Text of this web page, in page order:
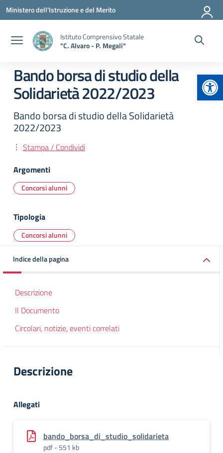
Vai ai contenuti
Vai al menu di navigazione
Vai al footer
Ministero dell'Istruzione e del Merito
Istituto Comprensivo Statale
"C. Alvaro - P. Megali"
Bando borsa di studio della
Solidarietà 2022/2023
Bando borsa di studio della Solidarietà
2022/2023
Stampa / Condividi
Argomenti
Concorsi alunni
Tipologia
Concorsi alunni
Indice della pagina
Descrizione
Il Documento
Circolari, notizie, eventi correlati
Descrizione
Allegati
bando_borsa_di_studio_solidarieta
pdf - 551 kb